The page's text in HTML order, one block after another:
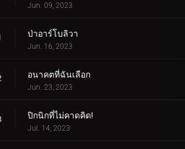
Jun. 09, 2023
ป่าอาร์โบลิวา
Jun. 16, 2023
อนาคตที่ฉันเลือก
Jun. 23, 2023
ปิกนิกที่ไม่คาดคิด!
Jul. 14, 2023